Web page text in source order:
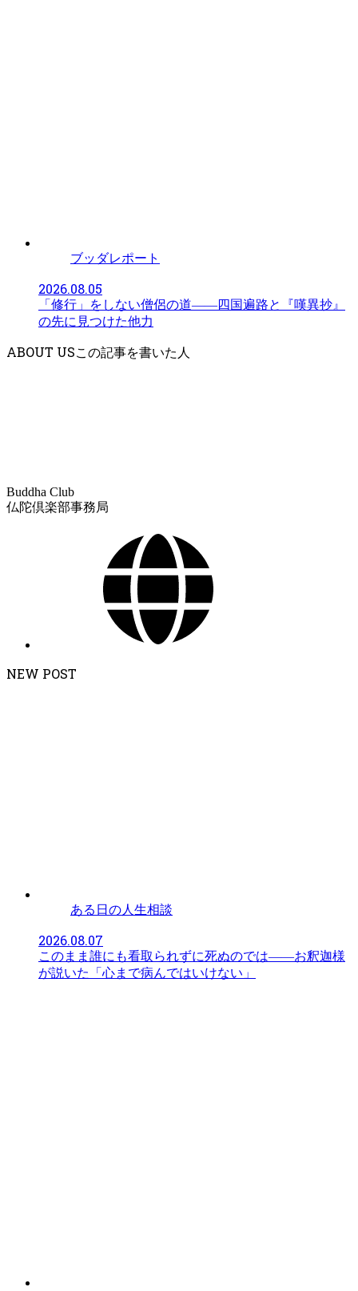
ブッダレポート
2026.08.05
「修行」をしない僧侶の道――四国遍路と『嘆異抄』
の先に見つけた他力
ABOUT US
Buddha Club
仏陀倶楽部事務局
NEW POST
ある日の人生相談
2026.08.07
このまま誰にも看取られずに死ぬのでは——お釈迦様
が説いた「心まで病んではいけない」